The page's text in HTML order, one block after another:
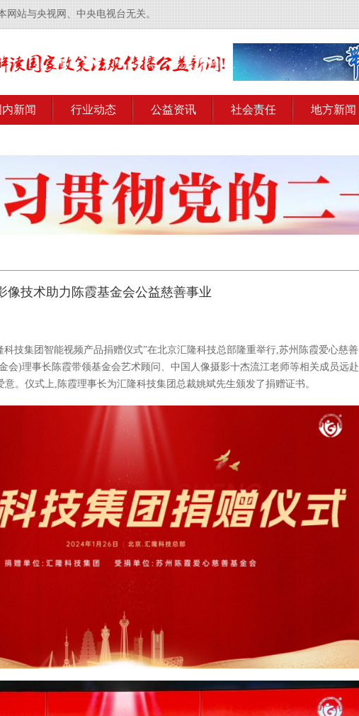
网站与央视网、中央电视台无关。
内新闻 行业动态 公益资讯 社会责任 地方新闻
像技术助力陈霞基金会公益慈善事业
科技集团智能视频产品捐赠仪式”在北京汇隆科技总部隆重举行,苏州陈霞爱心慈善
会)理事长陈霞带领基金会艺术顾问、中国人像摄影十杰流江老师等相关成员远赴
。仪式上,陈霞理事长为汇隆科技集团总裁姚斌先生颁发了捐赠证书。